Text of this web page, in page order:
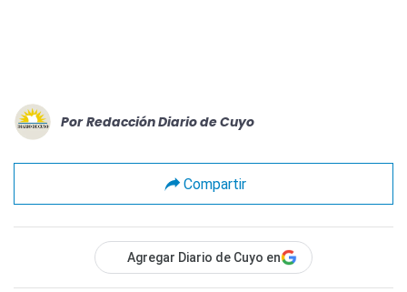
Por Redacción Diario de Cuyo
Compartir
Agregar Diario de Cuyo en